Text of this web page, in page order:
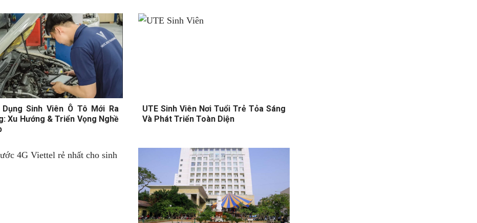
Dụng Sinh Viên Ô Tô Mới Ra
Xu Hướng & Triển Vọng Nghề
UTE Sinh Viên Nơi Tuổi Trẻ Tỏa Sáng
Và Phát Triển Toàn Diện